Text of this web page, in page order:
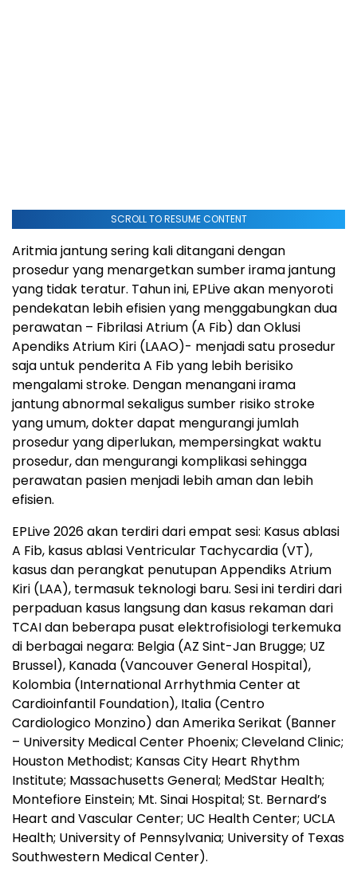
SCROLL TO RESUME CONTENT
Aritmia jantung sering kali ditangani dengan
prosedur yang menargetkan sumber irama jantung
yang tidak teratur. Tahun ini, EPLive akan menyoroti
pendekatan lebih efisien yang menggabungkan dua
perawatan – Fibrilasi Atrium (A Fib) dan Oklusi
Apendiks Atrium Kiri (LAAO)- menjadi satu prosedur
saja untuk penderita A Fib yang lebih berisiko
mengalami stroke. Dengan menangani irama
jantung abnormal sekaligus sumber risiko stroke
yang umum, dokter dapat mengurangi jumlah
prosedur yang diperlukan, mempersingkat waktu
prosedur, dan mengurangi komplikasi sehingga
perawatan pasien menjadi lebih aman dan lebih
efisien.
EPLive 2026 akan terdiri dari empat sesi: Kasus ablasi
A Fib, kasus ablasi Ventricular Tachycardia (VT),
kasus dan perangkat penutupan Appendiks Atrium
Kiri (LAA), termasuk teknologi baru. Sesi ini terdiri dari
perpaduan kasus langsung dan kasus rekaman dari
TCAI dan beberapa pusat elektrofisiologi terkemuka
di berbagai negara: Belgia (AZ Sint-Jan Brugge; UZ
Brussel), Kanada (Vancouver General Hospital),
Kolombia (International Arrhythmia Center at
Cardioinfantil Foundation), Italia (Centro
Cardiologico Monzino) dan Amerika Serikat (Banner
– University Medical Center Phoenix; Cleveland Clinic;
Houston Methodist; Kansas City Heart Rhythm
Institute; Massachusetts General; MedStar Health;
Montefiore Einstein; Mt. Sinai Hospital; St. Bernard’s
Heart and Vascular Center; UC Health Center; UCLA
Health; University of Pennsylvania; University of Texas
Southwestern Medical Center).